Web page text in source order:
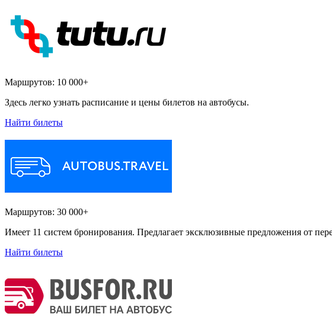
Маршрутов: 10 000+
Здесь легко узнать расписание и цены билетов на автобусы.
Найти билеты
Маршрутов: 30 000+
Имеет 11 систем бронирования. Предлагает эксклюзивные предложения от
Найти билеты